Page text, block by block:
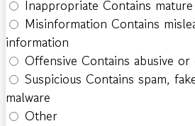
Inappropriate Contains
Misinformation Contains
information
Offensive Contains abusive
Suspicious Contains spam,
malware
Other